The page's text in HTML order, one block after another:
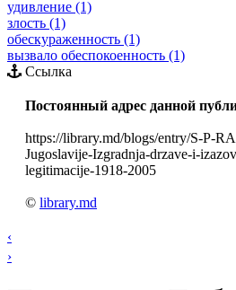
удивление (1)
злость (1)
обескураженность (1)
вызвало обеспокоенность (1)
Ссылка
Постоянный адрес данной
https://library.md/blogs/entry/S-P-
Jugoslavije-Izgradnja-drzave-i-
legitimacije-1918-2005
© library.md
‹
›